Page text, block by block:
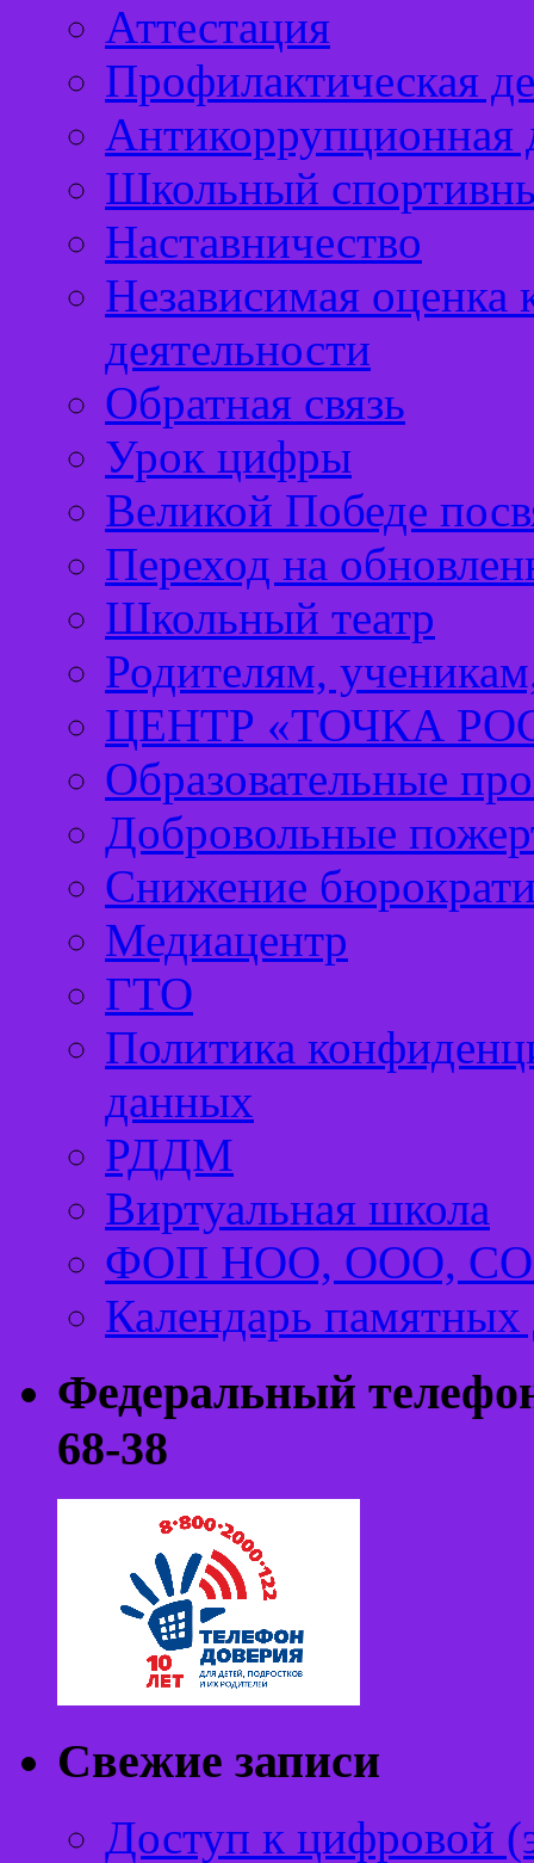
Аттестация
Профилактическая
Антикоррупционная
Школьный
Наставничество
Независимая оценка
деятельности
Обратная связь
Урок цифры
Великой Победе
Переход на
Школьный театр
Родителям,
ЦЕНТР «ТОЧКА
Образовательные
Добровольные
Снижение
Медиацентр
ГТО
Политика
данных
РДДМ
Виртуальная школа
ФОП НОО, ООО,
Календарь памятных
Федеральный
68-38
Свежие записи
Доступ к цифровой